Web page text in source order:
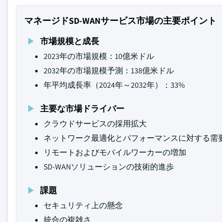
マネージドSD-WANサービス市場の主要ポイント
市場規模と成長
2023年の市場規模：10億米ドル
2032年の市場規模予測：138億米ドル
年平均成長率（2024年～2032年）：33%
主要な市場ドライバー
クラウドサービスの採用拡大
ネットワーク最適化とパフォーマンスに対する需
リモートおよびモバイルワーカーの増加
SD-WANソリューションの技術的進歩
課題
セキュリティ上の懸念
統合の複雑さ